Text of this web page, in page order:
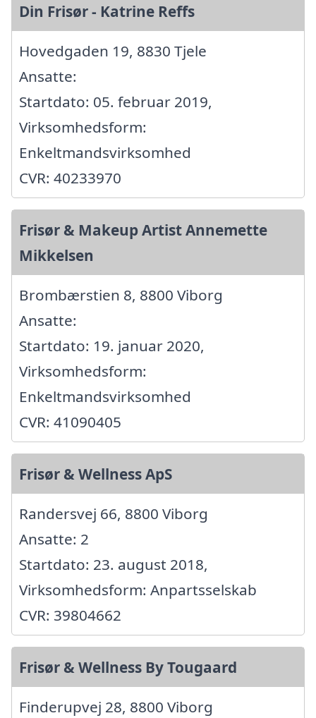
Din Frisør - Katrine Reffs
Hovedgaden 19, 8830 Tjele
Ansatte:
Startdato: 05. februar 2019,
Virksomhedsform:
Enkeltmandsvirksomhed
CVR: 40233970
Frisør & Makeup Artist Annemette
Mikkelsen
Brombærstien 8, 8800 Viborg
Ansatte:
Startdato: 19. januar 2020,
Virksomhedsform:
Enkeltmandsvirksomhed
CVR: 41090405
Frisør & Wellness ApS
Randersvej 66, 8800 Viborg
Ansatte: 2
Startdato: 23. august 2018,
Virksomhedsform: Anpartsselskab
CVR: 39804662
Frisør & Wellness By Tougaard
Finderupvej 28, 8800 Viborg